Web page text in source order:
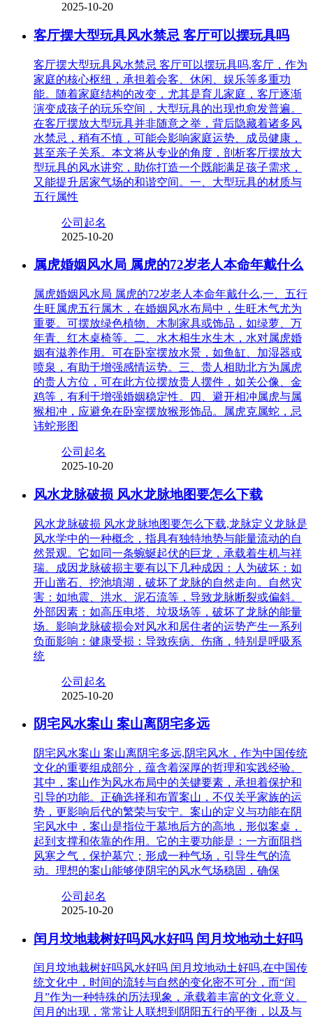
2025-10-20
客厅摆大型玩具风水禁忌 客厅可以摆玩具吗
客厅摆大型玩具风水禁忌 客厅可以摆玩具吗,客厅，作为
家庭的核心枢纽，承担着会客、休闲、娱乐等多重功
能。随着家庭结构的改变，尤其是育儿家庭，客厅逐渐
演变成孩子的玩乐空间，大型玩具的出现也愈发普遍。
在客厅摆放大型玩具并非随意之举，背后隐藏着诸多风
水禁忌，稍有不慎，可能会影响家庭运势、成员健康，
甚至亲子关系。本文将从专业的角度，剖析客厅摆放大
型玩具的风水讲究，助你打造一个既能满足孩子需求，
又能提升居家气场的和谐空间。一、大型玩具的材质与
五行属性
公司起名
2025-10-20
属虎婚姻风水局 属虎的72岁老人本命年戴什么
属虎婚姻风水局 属虎的72岁老人本命年戴什么,一、五行
生旺属虎五行属木，在婚姻风水布局中，生旺木气尤为
重要。可摆放绿色植物、木制家具或饰品，如绿萝、万
年青、红木桌椅等。二、水木相生水生木，水对属虎婚
姻有滋养作用。可在卧室摆放水景，如鱼缸、加湿器或
喷泉，有助于增强感情运势。三、贵人相助北方为属虎
的贵人方位，可在此方位摆放贵人摆件，如关公像、金
鸡等，有利于增强婚姻稳定性。四、避开相冲属虎与属
猴相冲，应避免在卧室摆放猴形饰品。属虎克属蛇，忌
讳蛇形图
公司起名
2025-10-20
风水龙脉破损 风水龙脉地图要怎么下载
风水龙脉破损 风水龙脉地图要怎么下载,龙脉定义龙脉是
风水学中的一种概念，指具有独特地势与能量流动的自
然景观。它如同一条蜿蜒起伏的巨龙，承载着生机与祥
瑞。成因龙脉破损主要有以下几种成因：人为破坏：如
开山凿石、挖池填湖，破坏了龙脉的自然走向。自然灾
害：如地震、洪水、泥石流等，导致龙脉断裂或偏斜。
外部因素：如高压电塔、垃圾场等，破坏了龙脉的能量
场。影响龙脉破损会对风水和居住者的运势产生一系列
负面影响：健康受损：导致疾病、伤痛，特别是呼吸系
统
公司起名
2025-10-20
阴宅风水案山 案山离阴宅多远
阴宅风水案山 案山离阴宅多远,阴宅风水，作为中国传统
文化的重要组成部分，蕴含着深厚的哲理和实践经验。
其中，案山作为风水布局中的关键要素，承担着保护和
引导的功能。正确选择和布置案山，不仅关乎家族的运
势，更影响后代的繁荣与安宁。案山的定义与功能在阴
宅风水中，案山是指位于墓地后方的高地，形似案桌，
起到支撑和依靠的作用。它的主要功能是：一方面阻挡
风寒之气，保护墓穴；形成一种气场，引导生气的流
动。理想的案山能够使阴宅的风水气场稳固，确保
公司起名
2025-10-20
闰月坟地栽树好吗风水好吗 闰月坟地动土好吗
闰月坟地栽树好吗风水好吗 闰月坟地动土好吗,在中国传
统文化中，时间的流转与自然的变化密不可分，而“闰
月”作为一种特殊的历法现象，承载着丰富的文化意义。
闰月的出现，常常让人联想到阴阳五行的平衡，以及与